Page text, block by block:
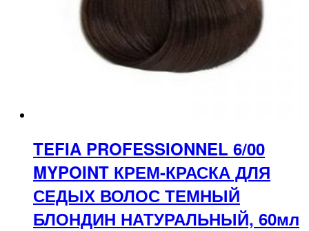
TEFIA PROFESSIONNEL 6/00
MYPOINT КРЕМ-КРАСКА ДЛЯ
СЕДЫХ ВОЛОС ТЕМНЫЙ
БЛОНДИН НАТУРАЛЬНЫЙ, 60мл